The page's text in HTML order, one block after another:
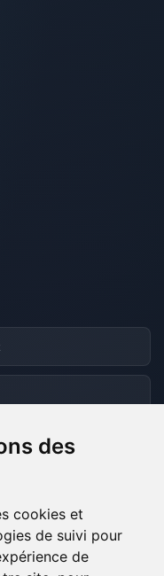
des
cookies et
de suivi pour
de